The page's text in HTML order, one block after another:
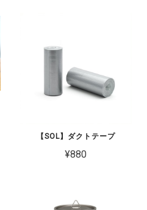
【SOL】ダクトテープ
¥880